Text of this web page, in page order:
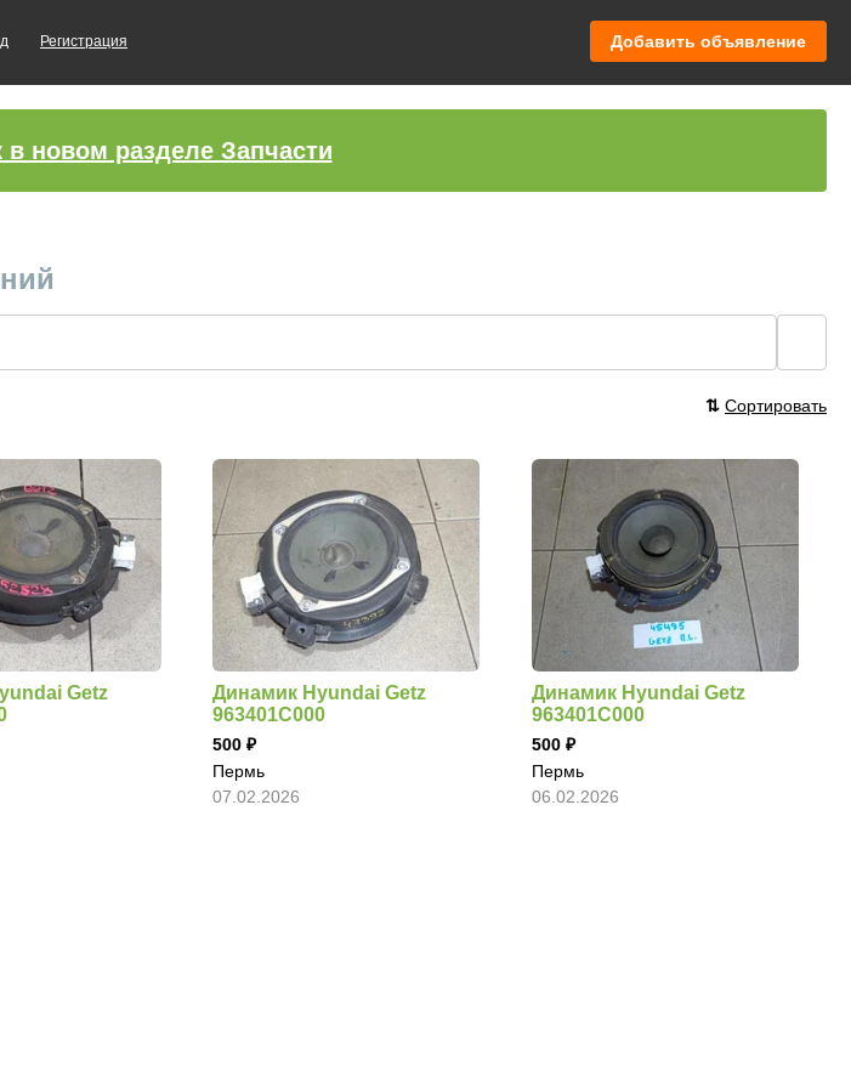
Регистрация Добавить объявление
в новом разделе Запчасти
⇅ Сортировать
Getz
Динамик Hyundai Getz
963401C000
500
Пермь
07.02.2026
Динамик Hyundai Getz
963401C000
500
Пермь
06.02.2026